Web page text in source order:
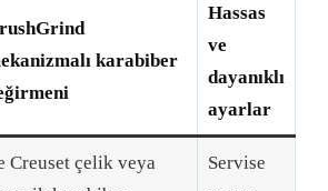
karabiber
Hassas
ve
dayanıklı
ayarlar
Creuset çelik veya
Servise